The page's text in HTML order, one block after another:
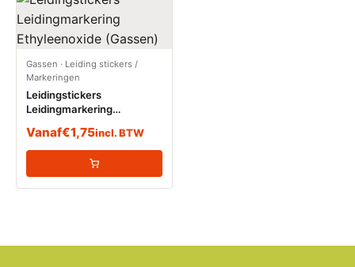
Gassen · Leiding stickers /
Markeringen
Leidingstickers
Leidingmarkering
Vanaf€1,75incl. BTW